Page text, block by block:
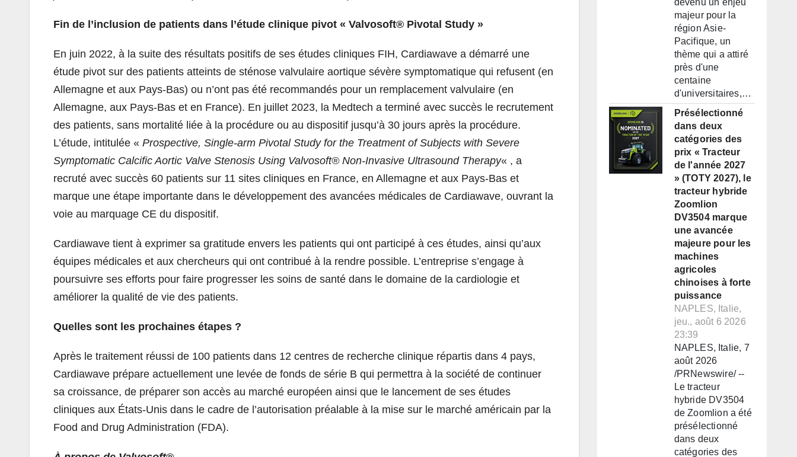
Fin de l’inclusion de patients dans l’étude clinique pivot « Valvosoft® Pivotal Study »
En juin 2022, à la suite des résultats positifs de ses études cliniques FIH, Cardiawave a démarré une
étude pivot sur des patients atteints de sténose valvulaire aortique sévère symptomatique qui refusent (en
Allemagne et aux Pays-Bas) ou n’ont pas été recommandés pour un remplacement valvulaire (en
Allemagne, aux Pays-Bas et en France). En juillet 2023, la Medtech a terminé avec succès le recrutement
des patients, sans mortalité liée à la procédure ou au dispositif jusqu’à 30 jours après la procédure.
L’étude, intitulée « Prospective, Single-arm Pivotal Study for the Treatment of Subjects with Severe
Symptomatic Calcific Aortic Valve Stenosis Using Valvosoft® Non-Invasive Ultrasound Therapy« , a
recruté avec succès 60 patients sur 11 sites cliniques en France, en Allemagne et aux Pays-Bas et
marque une étape importante dans le développement des avancées médicales de Cardiawave, ouvrant la
voie au marquage CE du dispositif.
Cardiawave tient à exprimer sa gratitude envers les patients qui ont participé à ces études, ainsi qu’aux
équipes médicales et aux chercheurs qui ont contribué à la rendre possible. L’entreprise s’engage à
poursuivre ses efforts pour faire progresser les soins de santé dans le domaine de la cardiologie et
améliorer la qualité de vie des patients.
Quelles sont les prochaines étapes ?
Après le traitement réussi de 100 patients dans 12 centres de recherche clinique répartis dans 4 pays,
Cardiawave prépare actuellement une levée de fonds de série B qui permettra à la société de continuer
sa croissance, de préparer son accès au marché européen ainsi que le lancement de ses études
cliniques aux États-Unis dans le cadre de l’autorisation préalable à la mise sur le marché américain par la
Food and Drug Administration (FDA).
devenu un enjeu
majeur pour la
région Asie-
Pacifique, un
thème qui a attiré
près d'une
centaine
d'universitaires,…
Présélectionné
dans deux
catégories des
prix « Tracteur
de l'année 2027
» (TOTY 2027), le
tracteur hybride
Zoomlion
DV3504 marque
une avancée
majeure pour les
machines
agricoles
chinoises à forte
puissance
NAPLES, Italie,
jeu., août 6 2026
23:39
NAPLES, Italie, 7
août 2026
/PRNewswire/ --
Le tracteur
hybride DV3504
de Zoomlion a été
présélectionné
dans deux
catégories des